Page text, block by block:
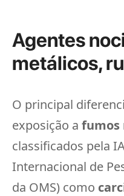
Agentes
metálicos,
O principal
exposição a fumos
classificados pela
Internacional de
da OMS) como